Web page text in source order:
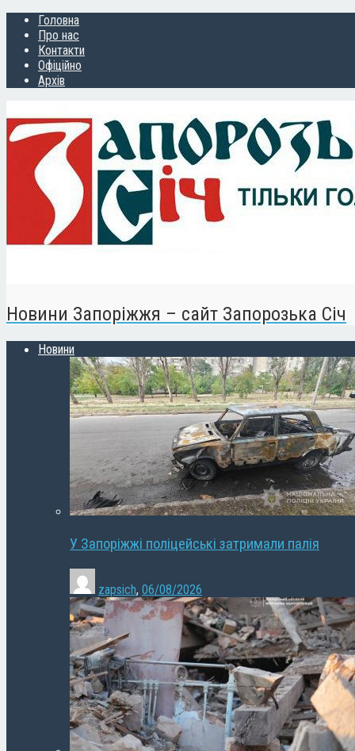
Головна
Про нас
Контакти
Офіційно
Архів
Новини Запоріжжя – сайт Запорозька Січ
Новини
У Запоріжжі поліцейські затримали палія
zapsich, 06/08/2026